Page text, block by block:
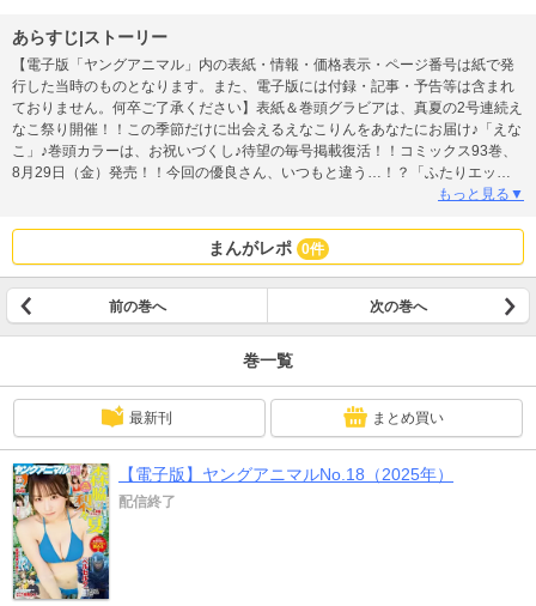
あらすじ|ストーリー
【電子版「ヤングアニマル」内の表紙・情報・価格表示・ページ番号は紙で発
行した当時のものとなります。また、電子版には付録・記事・予告等は含まれ
ておりません。何卒ご了承ください】表紙＆巻頭グラビアは、真夏の2号連続え
なこ祭り開催！！この季節だけに出会えるえなこりんをあなたにお届け♪「えな
こ」♪巻頭カラーは、お祝いづくし♪待望の毎号掲載復活！！コミックス93巻、
8月29日（金）発売！！今回の優良さん、いつもと違う…！？「ふたりエッ
チ」！特別掲載！2015年、戦後70周年に発表された『ペリリュー―楽園のゲル
情報もアリ！！新連載第三回！脱サラして小説の執筆をはじめた有馬くん。し
かしその道は困難だらけで…！？「それでも書きたい有馬くん」！大人気連
載！女性宅に押し入った二人組の男…。カグラは止めることが出来るのか！？
「D.ダイバー」！特別出張掲載！最新コミックス、7月29日（火）発売！クセ
強エルフの意外な一面が見える特別回を出張掲載！！！！「《最強ステータ
うっかり寝取ってしまう」！巻末グラビアは、えなこPresents「Muse撮影会」
で見つけたのえちゃんが初登場！「三田のえ」♪
もっと見る▼
まんがレポ 0件
前の巻へ 次の巻へ
巻一覧
最新刊 まとめ買い
【電子版】ヤングアニマルNo.18（2025年）
配信終了